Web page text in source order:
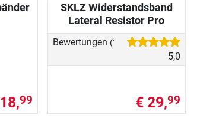
99
SKLZ Widerstandsband
Lateral Resistor Pro
Bewertungen (1)
5,0
€ 29,99